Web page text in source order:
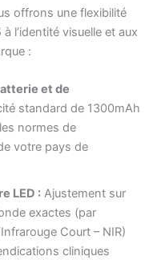
offrons une flexibilité
l’identité visuelle et aux
:
et de
standard de 1300mAh
normes de
votre pays de
LED :Ajustement sur
exactes (par
Court – NIR)
cliniques